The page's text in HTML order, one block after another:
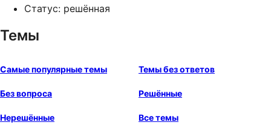
Статус: решённая
Темы
Самые популярные темы Темы без ответов
Без вопроса Решённые
Нерешённые Все темы